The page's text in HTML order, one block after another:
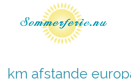
km afstande